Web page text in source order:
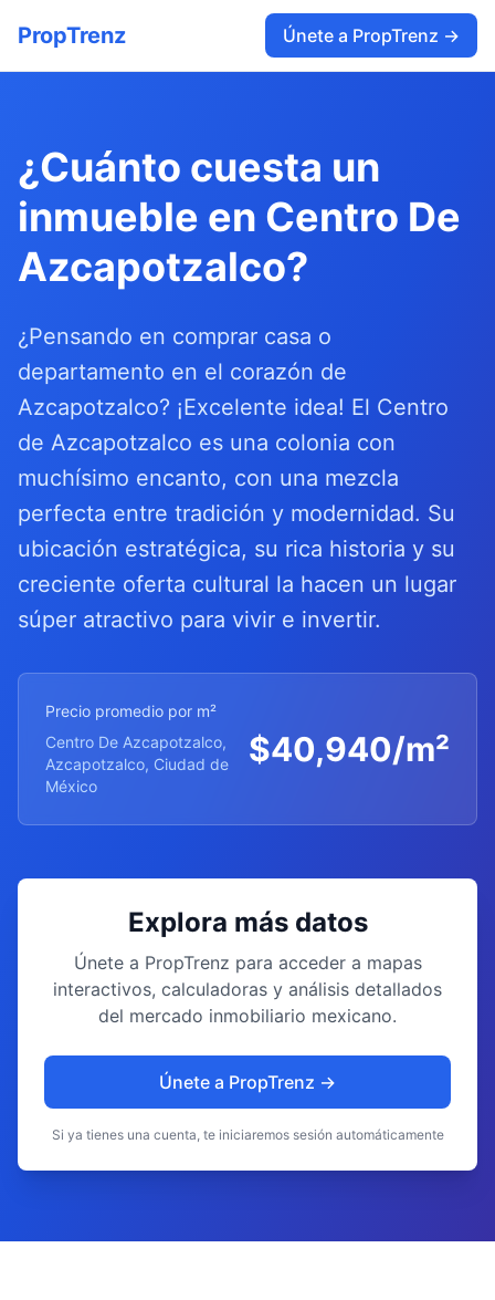
PropTrenz Únete a PropTrenz →
¿Cuánto cuesta un
inmueble en Centro De
Azcapotzalco?
¿Pensando en comprar casa o
departamento en el corazón de
Azcapotzalco? ¡Excelente idea! El Centro
de Azcapotzalco es una colonia con
muchísimo encanto, con una mezcla
perfecta entre tradición y modernidad. Su
ubicación estratégica, su rica historia y su
creciente oferta cultural la hacen un lugar
súper atractivo para vivir e invertir.
Precio promedio por m²
Centro De Azcapotzalco,
Azcapotzalco, Ciudad de
México
$40,940/m²
Explora más datos
Únete a PropTrenz para acceder a mapas
interactivos, calculadoras y análisis detallados
del mercado inmobiliario mexicano.
Únete a PropTrenz →
Si ya tienes una cuenta, te iniciaremos sesión automáticamente